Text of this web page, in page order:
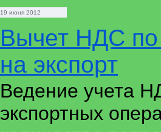
19 июня 2012
Вычет НДС
на экспорт
Ведение учета
экспортных